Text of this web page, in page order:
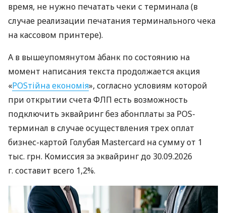
время, не нужно печатать чеки с терминала (в
случае реализации печатания терминального чека
на кассовом принтере).
А в вышеупомянутом àбанк по состоянию на
момент написания текста продолжается акция
«POSтійна економія», согласно условиям которой
при открытии счета ФЛП есть возможность
подключить эквайринг без абонплаты за POS-
терминал в случае осуществления трех оплат
бизнес-картой Голубая Mastercard на сумму от 1
тыс. грн. Комиссия за эквайринг до 30.09.2026
г. составит всего 1,2%.